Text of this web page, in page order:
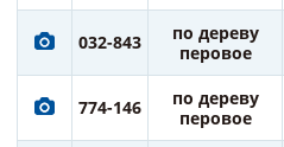
032-843
по дереву
перовое
774-146
по дереву
перовое